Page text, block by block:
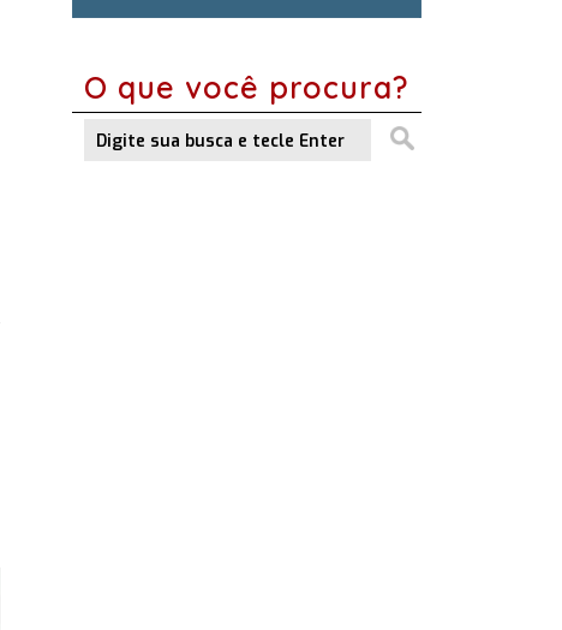
O que você procura?